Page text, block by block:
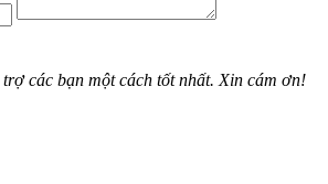
các bạn một cách tốt nhất. Xin cám ơn!